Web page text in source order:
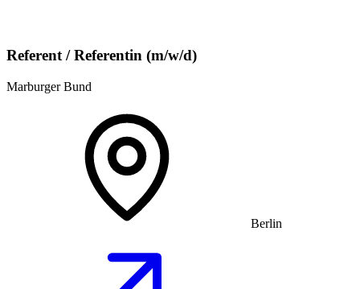
Referent / Referentin (m/w/d)
Marburger Bund
Berlin